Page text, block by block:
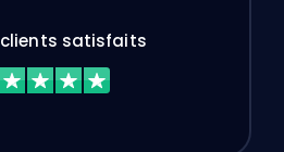
clients satisfaits